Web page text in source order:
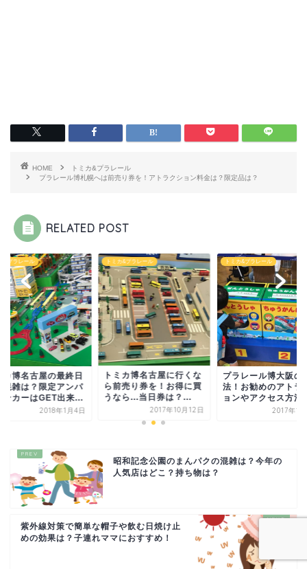
HOME
トミカ&プラレール
プラレール博札幌へは前売り券を！アトラクション料金は？限定品は？
RELATED POST
&プラレール
カ博名古屋の最終日
混雑は？限定アンパ
ンカーはGET出来...
2018年1月4日
トミカ&プラレール
トミカ博名古屋に行くな
ら前売り券を！お得に買
うなら...当日券は？...
2017年10月12日
トミカ&プラレール
プラレール博大阪の
法！お勧めのアトラ
ョンやアクセス方法
2017年12
昭和記念公園のまんパクの混雑は？今年の
人気店はどこ？持ち物は？
紫外線対策で簡単な帽子や飲む日焼け止
めの効果は？子連れママにおすすめ！